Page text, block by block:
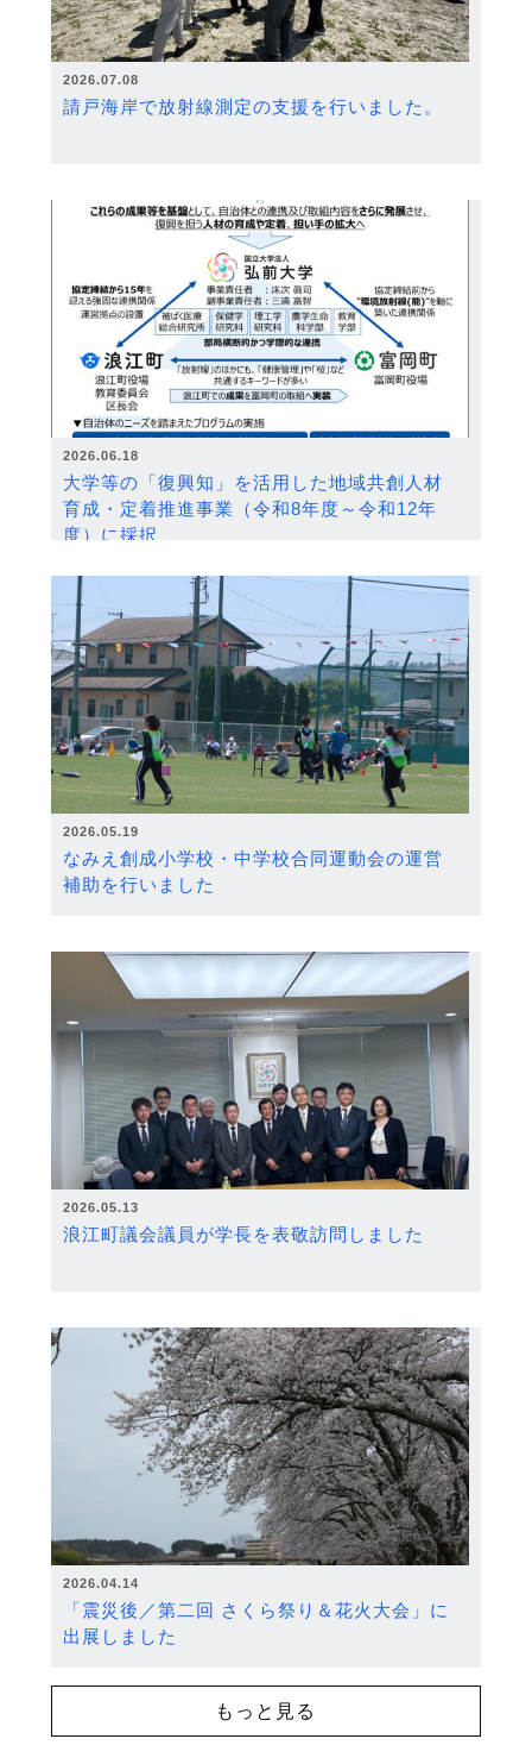
2026.07.08
請戸海岸で放射線測定の支援を行いました。
2026.06.18
大学等の「復興知」を活用した地域共創人材
育成・定着推進事業（令和8年度～令和12年
度）に採択
2026.05.19
なみえ創成小学校・中学校合同運動会の運営
補助を行いました
2026.05.13
浪江町議会議員が学長を表敬訪問しました
2026.04.14
「震災後／第二回 さくら祭り＆花火大会」に
出展しました
もっと見る